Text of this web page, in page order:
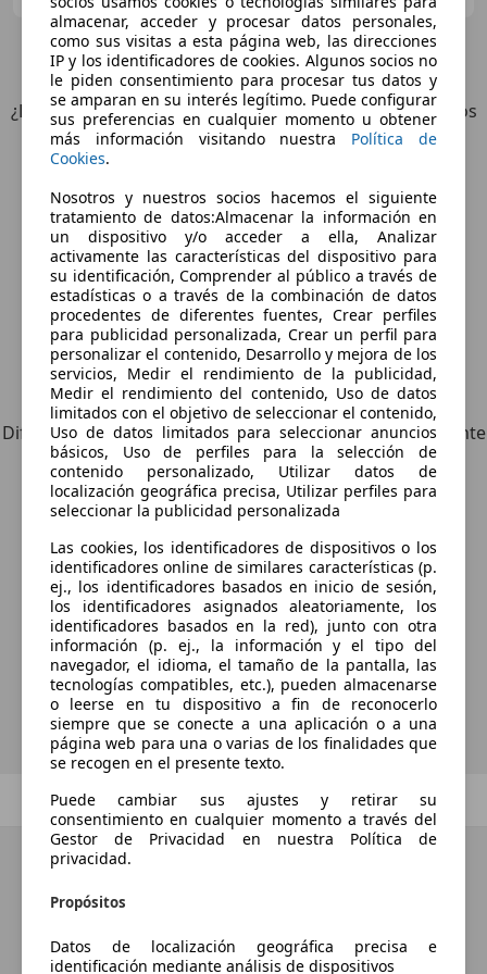
3 Ofertaspara Mercedes-Benz Vito
¿Desea ser informado automáticamente sobre vehículos
nuevos para su búsqueda?
Guardar búsqueda
Explora vehículos similares
Diferente de tus criterios de búsqueda, pero posiblemente
una coincidencia perfecta.
¿Desea ser informado
automáticamente sobre vehículos
nuevos para su búsqueda?
Guardar búsqueda
Anterior /1 Siguiente
almacenar, acceder y procesar datos personales,
como sus visitas a esta página web, las direcciones
IP y los identificadores de cookies. Algunos socios no
le piden consentimiento para procesar tus datos y
se amparan en su interés legítimo. Puede configurar
sus preferencias en cualquier momento u obtener
más información visitando nuestra Política de
Cookies.
Nosotros y nuestros socios hacemos el siguiente
tratamiento de datos:Almacenar la información en
un dispositivo y/o acceder a ella, Analizar
activamente las características del dispositivo para
su identificación, Comprender al público a través de
estadísticas o a través de la combinación de datos
procedentes de diferentes fuentes, Crear perfiles
para publicidad personalizada, Crear un perfil para
personalizar el contenido, Desarrollo y mejora de los
servicios, Medir el rendimiento de la publicidad,
Medir el rendimiento del contenido, Uso de datos
limitados con el objetivo de seleccionar el contenido,
Uso de datos limitados para seleccionar anuncios
básicos, Uso de perfiles para la selección de
contenido personalizado, Utilizar datos de
localización geográfica precisa, Utilizar perfiles para
seleccionar la publicidad personalizada
Las cookies, los identificadores de dispositivos o los
identificadores online de similares características (p.
ej., los identificadores basados en inicio de sesión,
los identificadores asignados aleatoriamente, los
identificadores basados en la red), junto con otra
información (p. ej., la información y el tipo del
navegador, el idioma, el tamaño de la pantalla, las
tecnologías compatibles, etc.), pueden almacenarse
o leerse en tu dispositivo a fin de reconocerlo
siempre que se conecte a una aplicación o a una
página web para una o varias de los finalidades que
se recogen en el presente texto.
Puede cambiar sus ajustes y retirar su
consentimiento en cualquier momento a través del
Gestor de Privacidad en nuestra Política de
privacidad.
Propósitos
Datos de localización geográfica precisa e
identificación mediante análisis de dispositivos